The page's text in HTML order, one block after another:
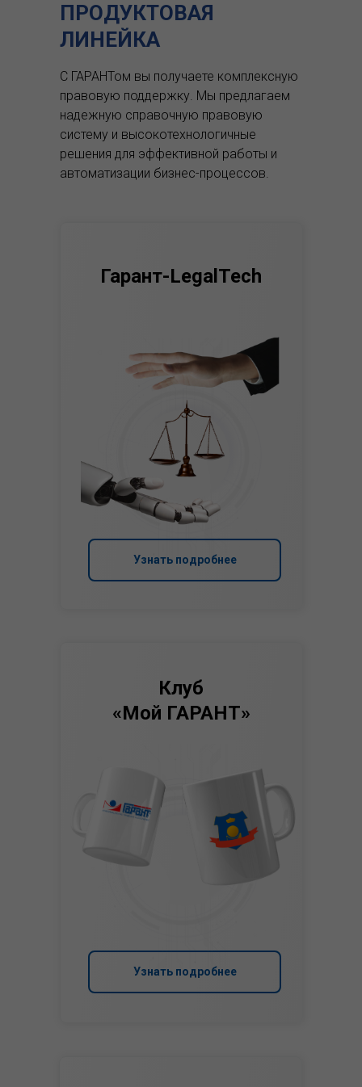
ПРОДУКТОВАЯ
ЛИНЕЙКА
С ГАРАНТом вы получаете комплексную
правовую поддержку. Мы предлагаем
надежную справочную правовую
систему и высокотехнологичные
решения для эффективной работы и
автоматизации бизнес-процессов.
Узнать подробнее
Клуб
«Мой ГАРАНТ»
Узнать подробнее
Гарант-LegalTech